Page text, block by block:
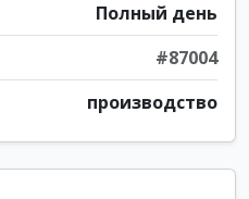
Полный день
#87004
производство